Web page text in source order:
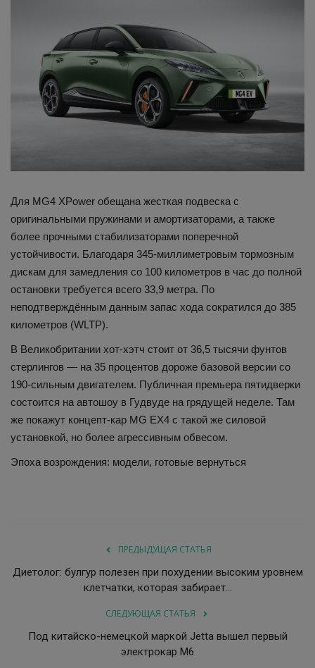
Для MG4 XPower обещана жесткая подвеска с
оригинальными пружинами и амортизаторами, а также
более прочными стабилизаторами поперечной
устойчивости. Благодаря 345-миллиметровым тормозным
дискам для замедления со 100 километров в час до полной
остановки требуется всего 33,9 метра. По
неподтверждённым данным запас хода сократился до 385
километров (WLTP).
В Великобритании хот-хэтч стоит от 36,5 тысячи фунтов
стерлингов — на 35 процентов дороже базовой версии со
190-сильным двигателем. Публичная премьера пятидверки
состоится на автошоу в Гудвуде на грядущей неделе. Там
же покажут концепт-кар MG EX4 с такой же силовой
установкой, но более агрессивным обвесом.
Эпоха возрождения: модели, готовые вернуться
ПРЕДЫДУЩАЯ СТАТЬЯ
Диетолог: булгур полезен при похудении высоким уровнем
клетчатки, которая забирает...
СЛЕДУЮЩАЯ СТАТЬЯ
Под китайско-немецкой маркой Jetta вышел первый
электрокар M6